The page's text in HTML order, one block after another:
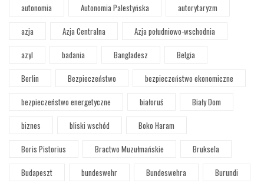
autonomia
Autonomia Palestyńska
autorytaryzm
azja
Azja Centralna
Azja południowo-wschodnia
azyl
badania Bangladesz
Belgia
Berlin
Bezpieczeństwo
bezpieczeństwo ekonomiczne
bezpieczeństwo energetyczne
białoruś
Biały Dom
biznes
bliski wschód
Boko Haram
Boris Pistorius
Bractwo Muzułmańskie
Bruksela
Budapeszt
bundeswehr Bundeswehra
Burundi